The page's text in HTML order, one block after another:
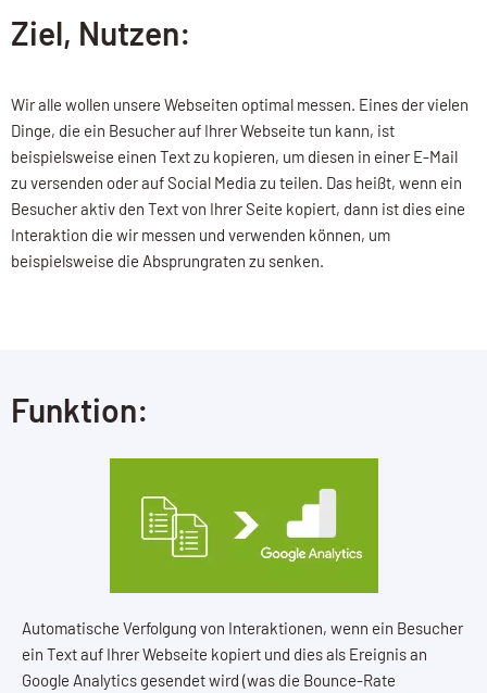
Ziel, Nutzen:
Wir alle wollen unsere Webseiten optimal messen. Eines der vielen
Dinge, die ein Besucher auf Ihrer Webseite tun kann, ist
beispielsweise einen Text zu kopieren, um diesen in einer E-Mail
zu versenden oder auf Social Media zu teilen. Das heißt, wenn ein
Besucher aktiv den Text von Ihrer Seite kopiert, dann ist dies eine
Interaktion die wir messen und verwenden können, um
beispielsweise die Absprungraten zu senken.
Funktion:
Automatische Verfolgung von Interaktionen, wenn ein Besucher
ein Text auf Ihrer Webseite kopiert und dies als Ereignis an
Google Analytics gesendet wird (was die Bounce-Rate